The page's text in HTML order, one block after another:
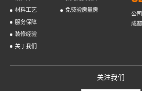
材料工艺
服务保障
装修经验
关于我们
免费验房量房
公司
成
关注我们